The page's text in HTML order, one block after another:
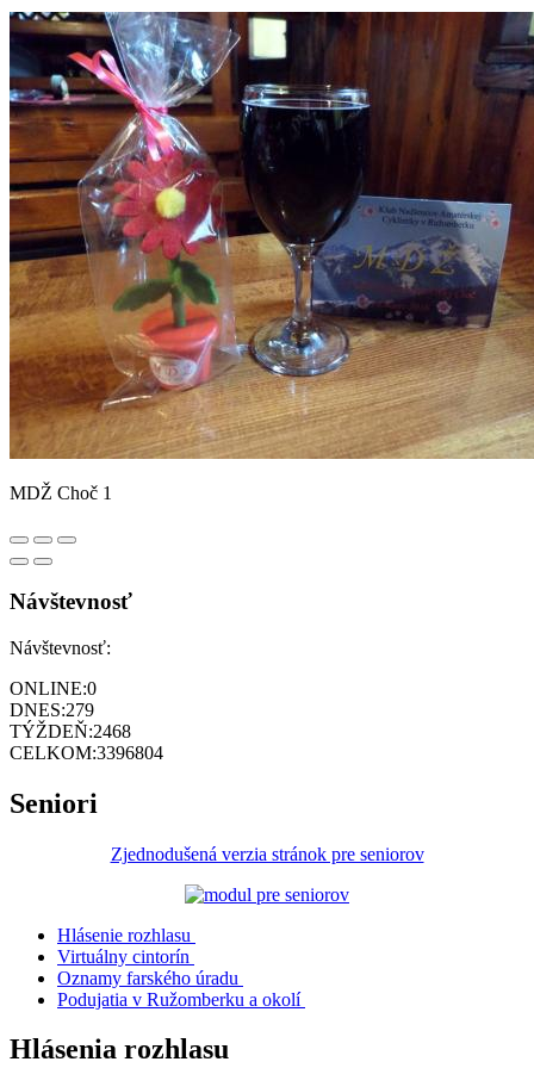
MDŽ Choč 1
Návštevnosť
Návštevnosť:
ONLINE:0
DNES:279
TÝŽDEŇ:2468
CELKOM:3396804
Seniori
Zjednodušená verzia stránok pre seniorov
Hlásenie rozhlasu
Virtuálny cintorín
Oznamy farského úradu
Podujatia v Ružomberku a okolí
Hlásenia rozhlasu